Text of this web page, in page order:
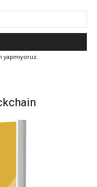
yapmıyoruz.